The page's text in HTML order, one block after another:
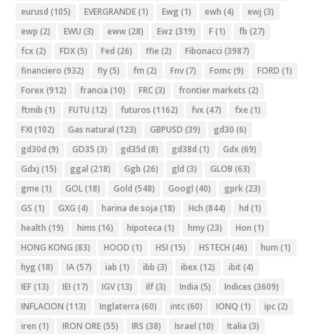
eurusd (105) EVERGRANDE(1) Ewg (1) ewh (4) ewj (3)
ewp (2) EWU (3) eww(28) Ewz (319) F(1) fb (27)
fcx (2) FDX(5) Fed (26) ffie (2) Fibonacci (3987)
financiero (932) fly(5) fm (2) Fnv(7) Fomc(9) FORD (1)
Forex (912) francia (10) FRC(3) frontier markets (2)
ftmib (1) FUTU (12) futuros (1162) fvx (47) fxe (1)
FXI (102) Gas natural (123) GBPUSD (39) gd30 (6)
gd30d (9) GD35 (3) gd35d (8) gd38d (1) Gdx (69)
Gdxj (15) ggal (218) Ggb (26) gld (3) GLOB (63)
gme (1) GOL(18) Gold (548) Googl (40) gprk(23)
GS (1) GXG (4) harina de soja (18) Hch (844) hd (1)
health (19) hims (16) hipoteca (1) hmy(23) Hon (1)
HONG KONG (83) HOOD (1) HSI (15) HSTECH (46) hum (1)
hyg (18) IA(57) iab (1) ibb (3) ibex (12) ibit (4)
IEF(13) IEI (17) IGV(13) ilf(3) India (5) Indices (3609)
INFLACION (113) Inglaterra (60) intc(60) IONQ (1) ipc(2)
iren (1) IRON ORE(55) IRS (38) Israel (10) Italia (3)